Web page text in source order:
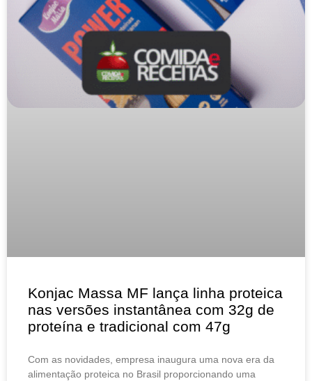
Konjac Massa MF lança linha proteica
nas versões instantânea com 32g de
proteína e tradicional com 47g
Com as novidades, empresa inaugura uma nova era da
alimentação proteica no Brasil proporcionando uma